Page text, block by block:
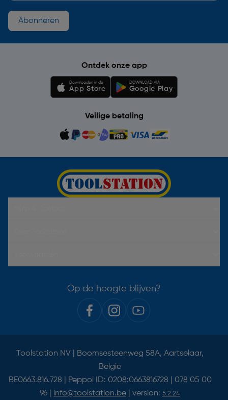
Abonneren
Ontdek onze app
Downloaden in de
App Store
DOWNLOAD VIA
Google Play
Veilige betaling
Op de hoogte blijven?
Toolstation NV | Boomsesteenweg 58A, Aartselaar,
België
BE0663.816.728 | Peppol ID: 0208:0663816728 | 078 05 00
96 | info@toolstation.be | version: 5.2.24